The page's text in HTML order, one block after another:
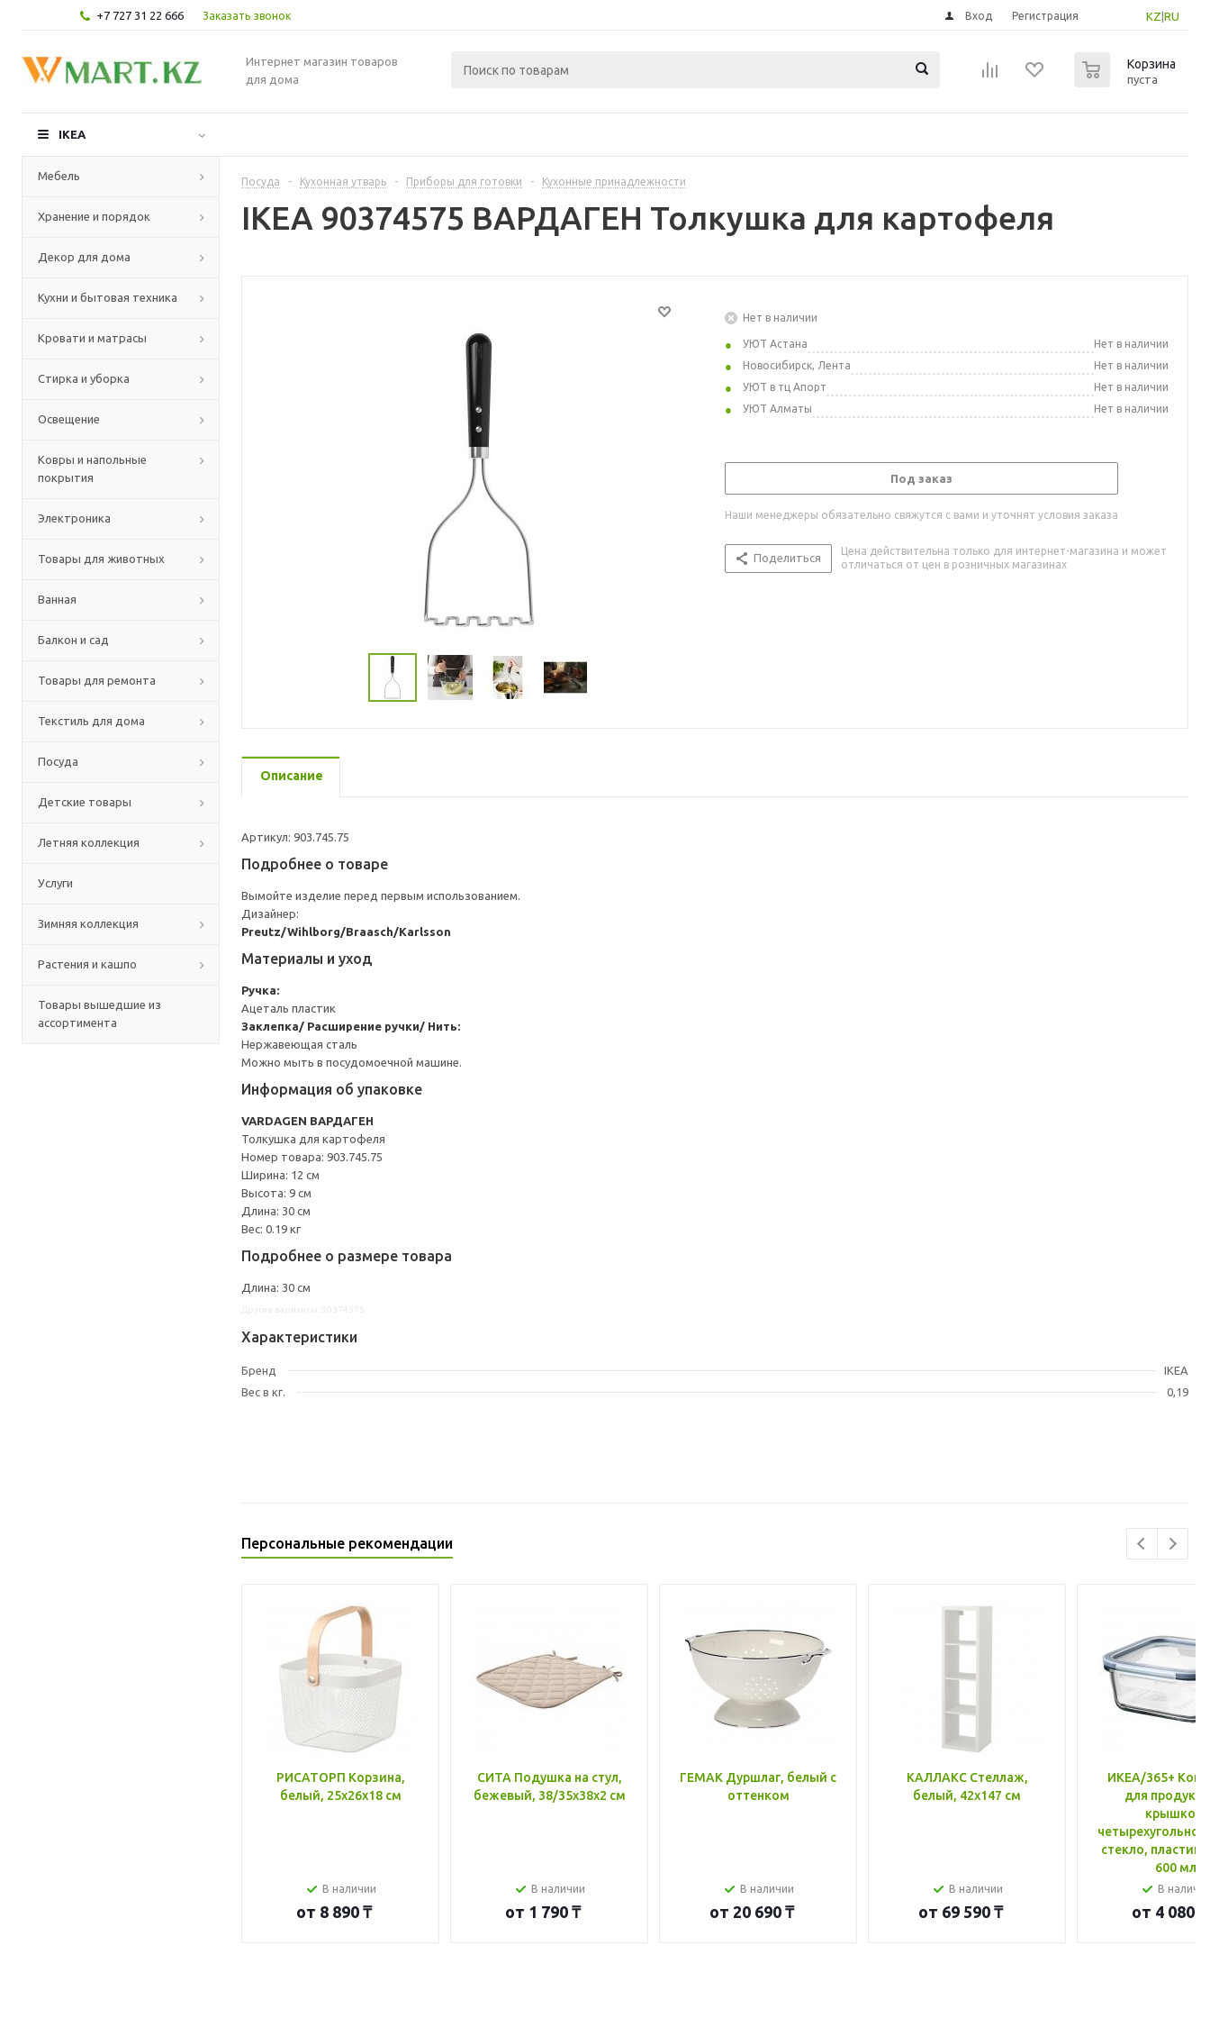
+7 727 31 22 666 Заказать звонок KZ RU
Вход Регистрация
Интернет магазин товаров
для дома
Корзина
пуста
IKEA
Мебель
Хранение и порядок
Декор для дома
Кухни и бытовая техника
Кровати и матрасы
Стирка и уборка
Освещение
Ковры и напольные
покрытия
Электроника
Товары для животных
Ванная
Балкон и сад
Товары для ремонта
Текстиль для дома
Посуда
Детские товары
Летняя коллекция
Услуги
Зимняя коллекция
Растения и кашпо
Товары вышедшие из
ассортимента
Посуда - Кухонная утварь - Приборы для готовки - Кухонные принадлежности
IKEA 90374575 ВАРДАГЕН Толкушка для картофеля
Нет в наличии
УЮТ Астана
Нет в наличии
Новосибирск, Лента
Нет в наличии
УЮТ в тц Апорт
Нет в наличии
УЮТ Алматы
Нет в наличии
Под заказ
Наши менеджеры обязательно свяжутся с вами и уточнят условия заказа
Поделиться
Цена действительна только для интернет-магазина и может
отличаться от цен в розничных магазинах
Описание
Артикул: 903.745.75
Подробнее о товаре
Вымойте изделие перед первым использованием.
Дизайнер:
Preutz/Wihlborg/Braasch/Karlsson
Материалы и уход
Ручка:
Ацеталь пластик
Заклепка/ Расширение ручки/ Нить:
Нержавеющая сталь
Можно мыть в посудомоечной машине.
Информация об упаковке
VARDAGEN ВАРДАГЕН
Толкушка для картофеля
Номер товара: 903.745.75
Ширина: 12 см
Высота: 9 см
Длина: 30 см
Вес: 0.19 кг
Подробнее о размере товара
Длина: 30 см
Характеристики
Бренд
IKEA
Вес в кг.
0,19
Персональные рекомендации
РИСАТОРП Корзина,
белый, 25x26x18 см
В наличии
от 8 890 ₸
СИТА Подушка на стул,
бежевый, 38/35x38x2 см
В наличии
от 1 790 ₸
ГЕМАК Дуршлаг, белый с
оттенком
В наличии
от 20 690 ₸
КАЛЛАКС Стеллаж,
белый, 42x147 см
В наличии
от 69 590 ₸
ИКЕА/365+
для
крышкой,
стекло, пластик
600 мл
В
от 4 080 ₸